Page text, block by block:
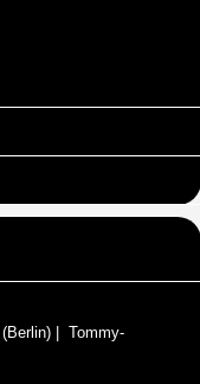
(Berlin) | Tommy-